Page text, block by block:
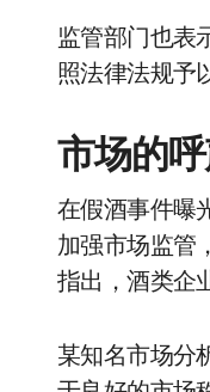
监管部门也表
照法律法规予
市场的
在假酒事件曝
加强市场监管
指出，酒类企
某知名市场分